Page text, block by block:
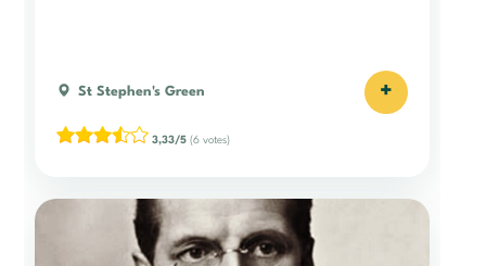
St Stephen's Green +
3,33/5 (6 votes)